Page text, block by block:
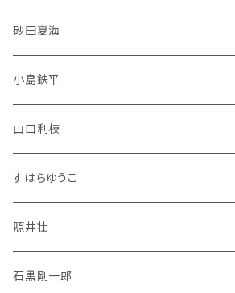
砂田夏海
小島鉄平
山口利枝
すはらゆうこ
照井壮
石黒剛一郎